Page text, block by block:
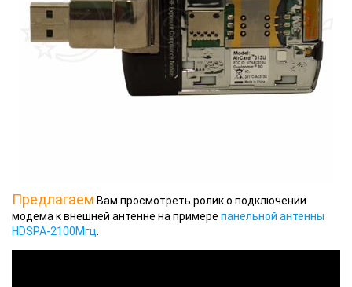
Предлагаем Вам просмотреть ролик о подключении
модема к внешней антенне на примере панельной антенны
HDSPA-2100Мгц